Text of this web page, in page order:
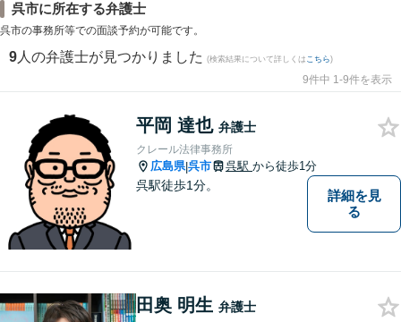
呉市に所在する弁護士
呉市の事務所等での面談予約が可能です。
9 人の弁護士が見つかりました (検索結果について詳しくは こちら)
9件中 1-9件を表示
平岡 達也 弁護士
クレール法律事務所
広島県|呉市 呉駅 から徒歩1分
呉駅徒歩1分。
詳細を見
る
田奥 明生 弁護士